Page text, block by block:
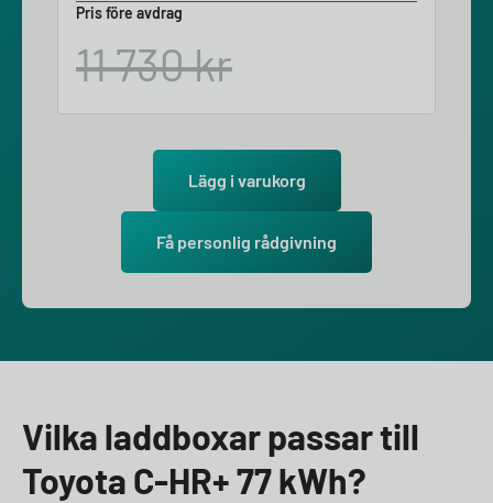
Pris före avdrag
11 730kr
Lägg i varukorg
Få personlig rådgivning
Vilka laddboxar passar till
Toyota C-HR+ 77 kWh?